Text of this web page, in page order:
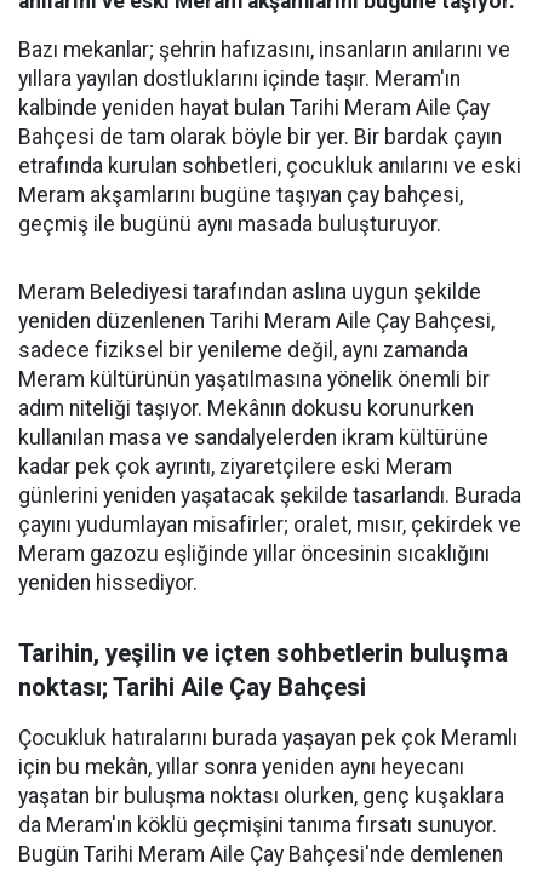
Bazı mekanlar; şehrin hafızasını, insanların anılarını ve
yıllara yayılan dostluklarını içinde taşır. Meram'ın
kalbinde yeniden hayat bulan Tarihi Meram Aile Çay
Bahçesi de tam olarak böyle bir yer. Bir bardak çayın
etrafında kurulan sohbetleri, çocukluk anılarını ve eski
Meram akşamlarını bugüne taşıyan çay bahçesi,
geçmiş ile bugünü aynı masada buluşturuyor.
Meram Belediyesi tarafından aslına uygun şekilde
yeniden düzenlenen Tarihi Meram Aile Çay Bahçesi,
sadece fiziksel bir yenileme değil, aynı zamanda
Meram kültürünün yaşatılmasına yönelik önemli bir
adım niteliği taşıyor. Mekânın dokusu korunurken
kullanılan masa ve sandalyelerden ikram kültürüne
kadar pek çok ayrıntı, ziyaretçilere eski Meram
günlerini yeniden yaşatacak şekilde tasarlandı. Burada
çayını yudumlayan misafirler; oralet, mısır, çekirdek ve
Meram gazozu eşliğinde yıllar öncesinin sıcaklığını
yeniden hissediyor.
Tarihin, yeşilin ve içten sohbetlerin buluşma
noktası; Tarihi Aile Çay Bahçesi
Çocukluk hatıralarını burada yaşayan pek çok Meramlı
için bu mekân, yıllar sonra yeniden aynı heyecanı
yaşatan bir buluşma noktası olurken, genç kuşaklara
da Meram'ın köklü geçmişini tanıma fırsatı sunuyor.
Bugün Tarihi Meram Aile Çay Bahçesi'nde demlenen